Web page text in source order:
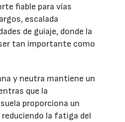
fiable para vías
escalada
de guíaje, donde la
tan importante como
y neutra mantiene un
que la
proporciona un
la fatiga del